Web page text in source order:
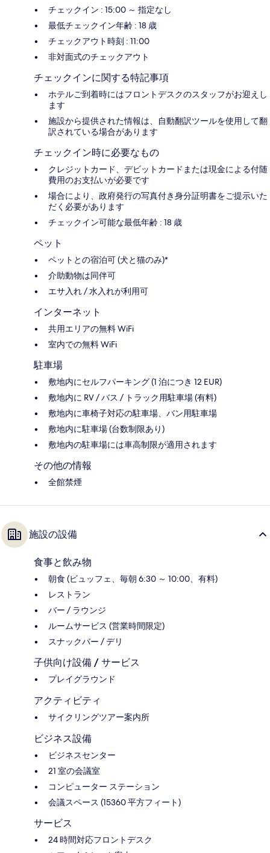
チェックイン : 15:00 ～ 指定なし
最低チェックイン年齢 : 18 歳
チェックアウト時刻 : 11:00
非対面式のチェックアウト
チェックインに関する特記事項
ホテルご到着時にはフロントデスクのスタッフがお迎えし
ます
施設から提供された情報は、自動翻訳ツールを使用して翻
訳されている場合があります
チェックイン時に必要なもの
クレジットカード、デビットカードまたは現金による付随
費用のお支払いが必要です
場合により、政府発行の写真付き身分証明書をご提示いた
だく必要があります
チェックイン可能な最低年齢 : 18 歳
ペット
ペットとの宿泊可 (犬と猫のみ)*
介助動物は同伴可
エサ入れ / 水入れが利用可
インターネット
共用エリアの無料 WiFi
室内での無料 WiFi
駐車場
敷地内にセルフパーキング (1 泊につき 12 EUR)
敷地内に RV / バス / トラック用駐車場 (有料)
敷地内に車椅子対応の駐車場、バン用駐車場
敷地内に駐車場 (台数制限あり)
敷地内の駐車場には車高制限が適用されます
その他の情報
全館禁煙
施設の設備
食事と飲み物
朝食 (ビュッフェ、毎朝 6:30 ～ 10:00、有料)
レストラン
バー / ラウンジ
ルームサービス (営業時間限定)
スナックバー / デリ
子供向け設備 / サービス
プレイグラウンド
アクティビティ
サイクリングツアー案内所
ビジネス設備
ビジネスセンター
21 室の会議室
コンピューター ステーション
会議スペース (15360 平方フィート)
サービス
24 時間対応フロントデスク